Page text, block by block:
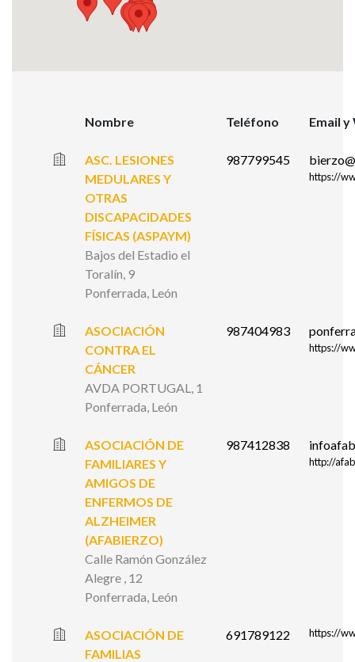
Nombre Teléfono Email y
ASC. LESIONES
MEDULARES Y
OTRAS
DISCAPACIDADES
FÍSICAS (ASPAYM)
Bajos del Estadio el
Toralín, 9
Ponferrada, León
987799545
https://
ASOCIACIÓN
CONTRA EL
CÁNCER
AVDA PORTUGAL, 1
Ponferrada, León
987404983
https://
ASOCIACIÓN DE
FAMILIARES Y
AMIGOS DE
ENFERMOS DE
ALZHEIMER
(AFABIERZO)
Calle Ramón González
Alegre , 12
Ponferrada, León
987412838
http://
ASOCIACIÓN DE
FAMILIAS
691789122 https://